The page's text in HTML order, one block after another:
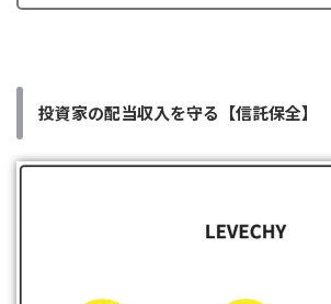
投資家の配当収入を守る【信託保全】